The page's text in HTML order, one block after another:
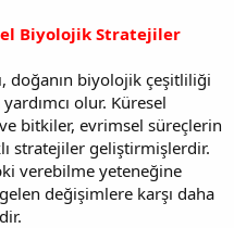
Biyolojik Stratejiler
doğanın biyolojik çeşitliliği
olur. Küresel
bitkiler, evrimsel süreçlerin
stratejiler geliştirmişlerdir.
verebilme yeteneğine
değişimlere karşı daha